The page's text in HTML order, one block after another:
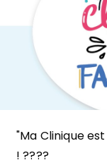
"Ma Clinique
! ????